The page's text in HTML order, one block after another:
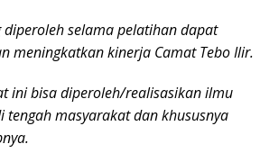
diperoleh selama pelatihan dapat
meningkatkan kinerja Camat Tebo Ilir.
ini bisa diperoleh/realisasikan ilmu
masyarakat dan khususnya